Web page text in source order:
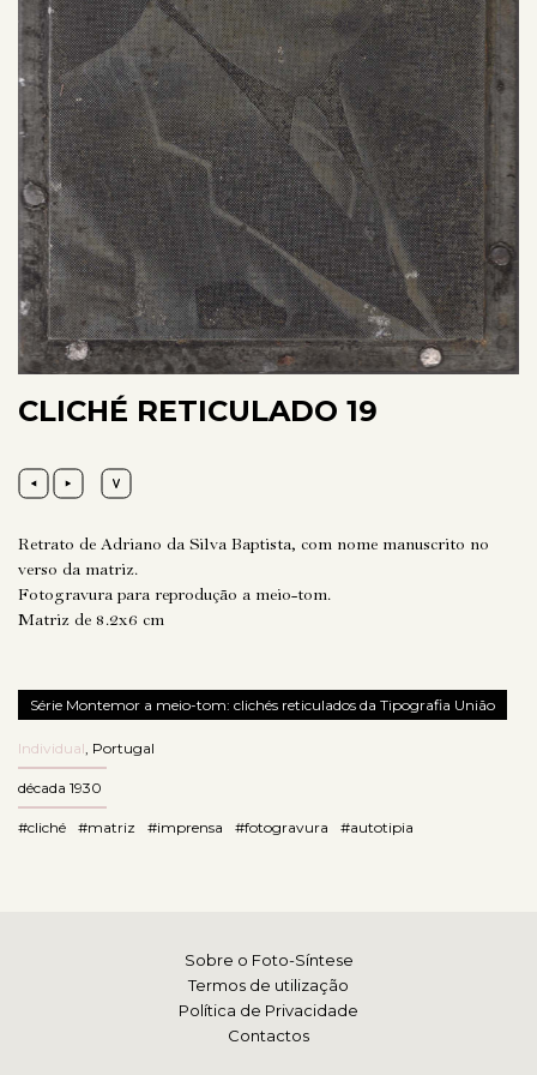
CLICHÉ RETICULADO 19
Retrato de Adriano da Silva Baptista, com nome manuscrito no
verso da matriz.
Fotogravura para reprodução a meio-tom.
Matriz de 8.2x6 cm
Série Montemor a meio-tom: clichés reticulados da Tipografia União
Individual Portugal
década 1930
#cliché #matriz #imprensa #fotogravura #autotipia
Sobre o Foto-Síntese
Termos de utilização
Política de Privacidade
Contactos